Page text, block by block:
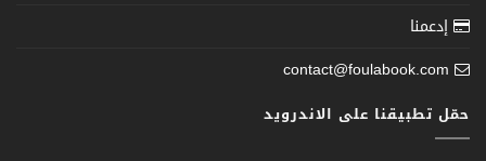
إدعمنا
contact@foulabook.com
حمّل تطبيقنا على الاندرويد